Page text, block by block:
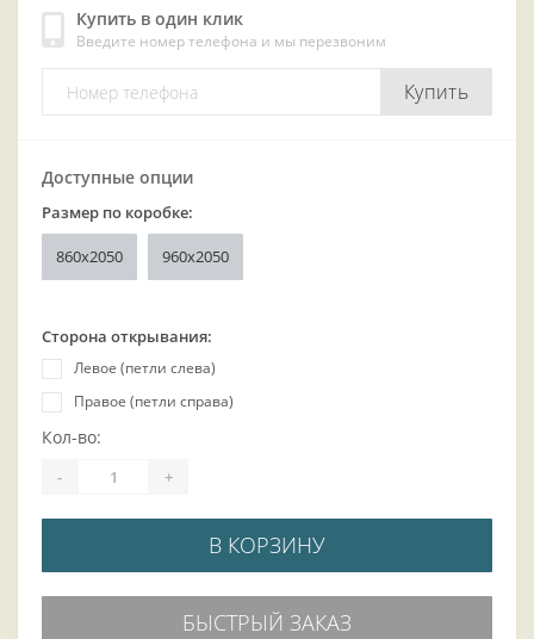
Купить в один клик
Введите номер телефона и мы перезвоним
Купить
Доступные опции
Размер по коробке:
860x2050 960x2050
Сторона открывания:
Левое (петли слева)
Правое (петли справа)
Кол-во:
- +
В КОРЗИНУ
БЫСТРЫЙ ЗАКАЗ